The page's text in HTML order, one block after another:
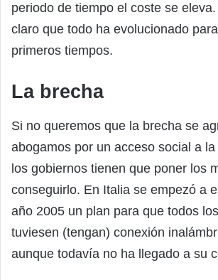
periodo de tiempo el coste se
claro que todo ha evolucionado
primeros tiempos.
La brecha
Si no queremos que la brecha se
abogamos por un acceso social a
los gobiernos tienen que poner los
conseguirlo. En Italia se empezó a
año 2005 un plan para que todos
tuviesen (tengan) conexión
aunque todavía no ha llegado a su